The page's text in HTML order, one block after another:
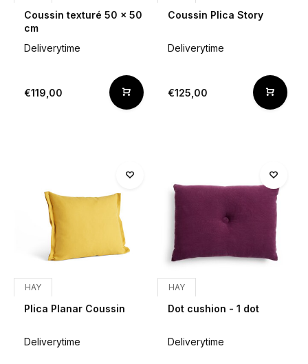
Coussin texturé 50 x 50
cm
Deliverytime
€119,00
Coussin Plica Story
Deliverytime
€125,00
HAY
Plica Planar Coussin
Deliverytime
HAY
Dot cushion - 1 dot
Deliverytime